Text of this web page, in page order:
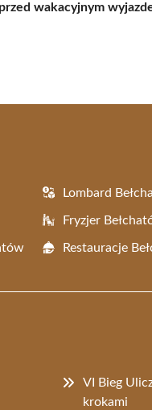
wakacyjnym
Lombard
Fryzjer
Restauracje
VI Bieg
krokami